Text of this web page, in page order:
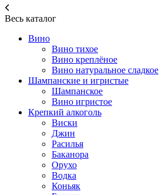
Весь каталог
Вино
Вино тихое
Вино креплёное
Вино натуральное сладкое
Шампанские и игристые
Шампанское
Вино игристое
Крепкий алкоголь
Виски
Джин
Расилья
Баканора
Орухо
Водка
Коньяк